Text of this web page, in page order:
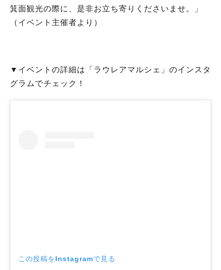
箕面観光の際に、是非お立ち寄りくださいませ。」
（イベント主催者より）
▼イベントの詳細は「ラウレアマルシェ」のインスタ
グラムでチェック！
この投稿をInstagramで見る